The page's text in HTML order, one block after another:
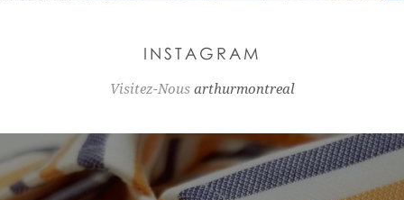
INSTAGRAM
Visitez-Nous arthurmontreal